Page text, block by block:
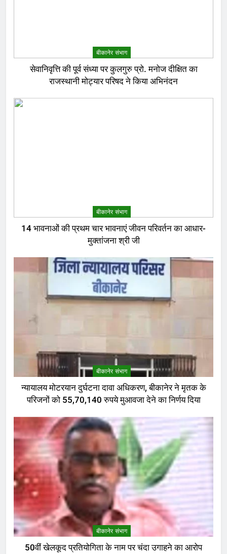
बीकानेर संभाग
सेवानिवृत्ति की पूर्व संध्या पर कुलगुरु प्रो. मनोज दीक्षित का
राजस्थानी मोट्यार परिषद ने किया अभिनंदन
बीकानेर संभाग
14 भावनाओं की प्रथम चार भावनाएं जीवन परिवर्तन का आधार-
मुक्तांजना श्री जी
बीकानेर संभाग
न्यायालय मोटरयान दुर्घटना दावा अधिकरण, बीकानेर ने मृतक के
परिजनों को 55,70,140 रुपये मुआवजा देने का निर्णय दिया
बीकानेर संभाग
50वीं खेलकूद प्रतियोगिता के नाम पर चंदा उगाहने का आरोप